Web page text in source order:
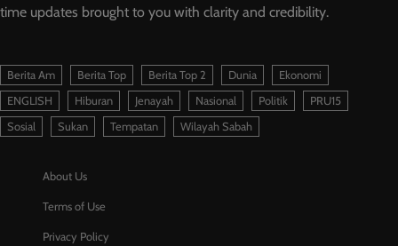
time updates brought to you with clarity and credibility.
Berita Am Berita Top Berita Top 2 Dunia
Ekonomi
ENGLISH
Hiburan Jenayah Nasional Politik
PRU15
Sosial
Sukan Tempatan Wilayah Sabah
About Us
Terms of Use
Privacy Policy